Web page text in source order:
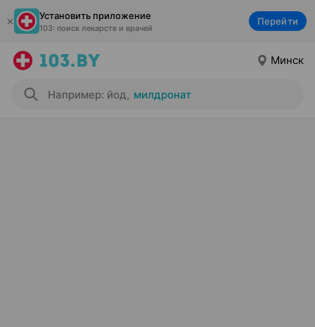
Установить приложение
103: поиск лекарств и врачей
Перейти
Минск
Например: йод, милдронат